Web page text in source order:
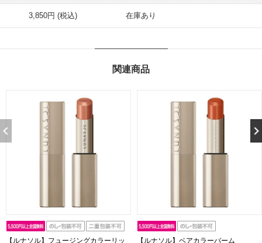
3,850円 (税込) 在庫あり
関連商品
【ルナソル】フュージングカラーリッ 【ルナソル】ベアカラーバーム